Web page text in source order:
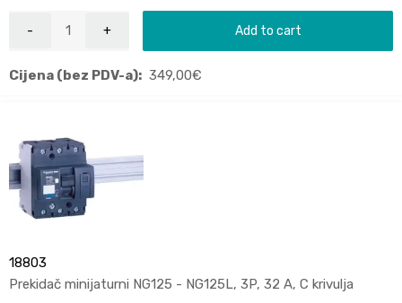
Add to cart
Cijena (bez PDV-a): 349,00€
18803
Prekidač minijaturni NG125 - NG125L, 3P, 32 A, C krivulja